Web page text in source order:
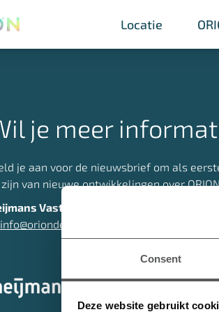
Consent
Deze website gebruikt
Locatie
je meer
je aan voor de nieuwsbrief om als
van nieuwe ontwikkelingen over
Vastgoed B.V. | Marith Houweling
info@oriondenhaag.nl
Locatie